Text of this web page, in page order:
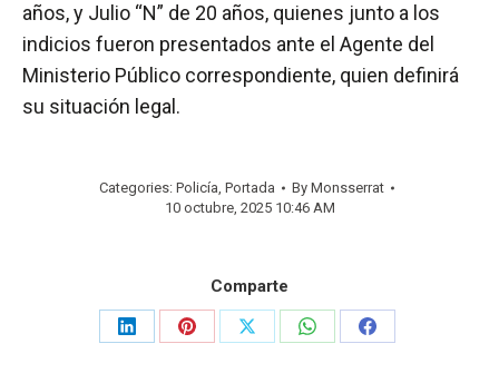
años, y Julio “N” de 20 años, quienes junto a los
indicios fueron presentados ante el Agente del
Ministerio Público correspondiente, quien definirá
su situación legal.
Categories: Policía, Portada By Monsserrat
10 octubre, 2025 10:46 AM
Comparte
Share
Share
Share
Share
Share